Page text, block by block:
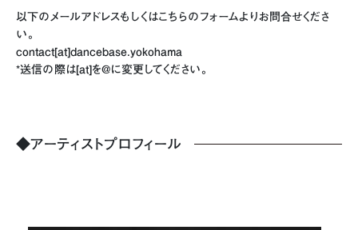
以下のメールアドレスもしくはこちらのフォームよりお問合せくださ
い。
contact[at]dancebase.yokohama
*送信の際は[at]を@に変更してください。
◆アーティストプロフィール